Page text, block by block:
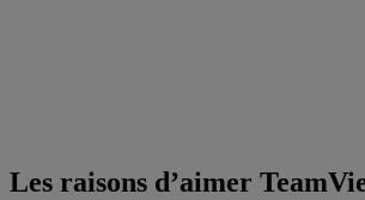
Les raisons d’aimer